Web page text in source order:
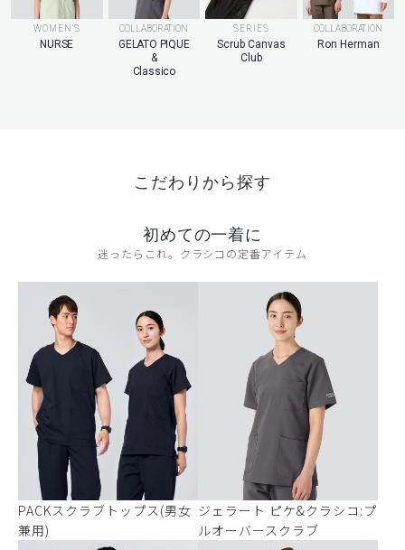
WOMEN’S
NURSE
COLLABORATION
GELATO PIQUE
&
Classico
SERIES
Scrub Canvas
Club
COLLABORATION
Ron Herman
こだわりから探す
初めての一着に
迷ったらこれ。クラシコの定番アイテム
PACKスクラブトップス(男女
兼用)
ジェラート ピケ&クラシコ:プ
ルオーバースクラブ